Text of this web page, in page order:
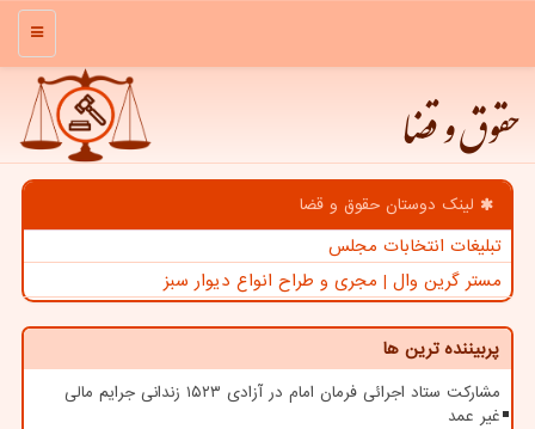
منو
حقوق و قضا
لینک دوستان حقوق و قضا
تبلیغات انتخابات مجلس
مستر گرین وال | مجری و طراح انواع دیوار سبز
پربیننده ترین ها
مشارکت ستاد اجرائی فرمان امام در آزادی ۱۵۲۳ زندانی جرایم مالی
غیر عمد